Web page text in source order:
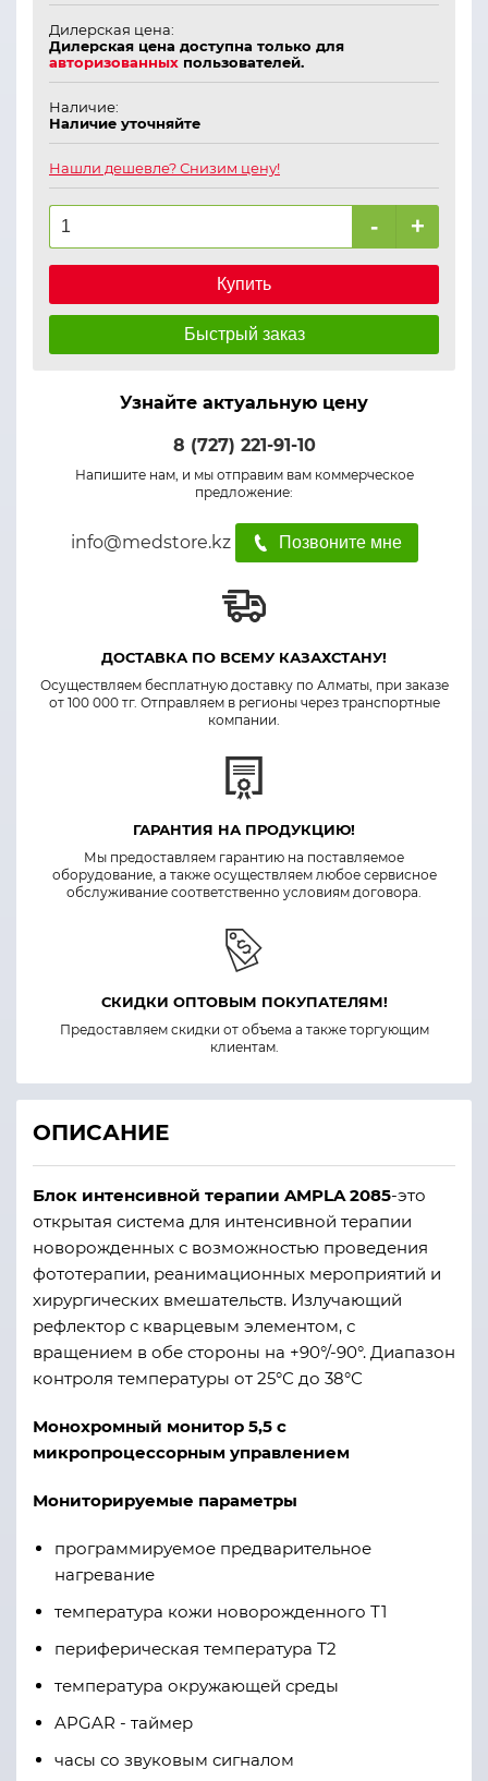
Дилерская цена:
Дилерская цена доступна только для
авторизованных пользователей.
Наличие:
Наличие уточняйте
Нашли дешевле? Снизим цену!
- +
Купить
Быстрый заказ
Узнайте актуальную цену
8 (727) 221-91-10
Напишите нам, и мы отправим вам коммерческое
предложение:
info@medstore.kz Позвоните мне
ДОСТАВКА ПО ВСЕМУ КАЗАХСТАНУ!
Осуществляем бесплатную доставку по Алматы, при заказе
от 100 000 тг. Отправляем в регионы через транспортные
компании.
ГАРАНТИЯ НА ПРОДУКЦИЮ!
Мы предоставляем гарантию на поставляемое
оборудование, а также осуществляем любое сервисное
обслуживание соответственно условиям договора.
СКИДКИ ОПТОВЫМ ПОКУПАТЕЛЯМ!
Предоставляем скидки от объема а также торгующим
клиентам.
ОПИСАНИЕ
Блок интенсивной терапии AMPLA 2085-это
открытая система для интенсивной терапии
новорожденных с возможностью проведения
фототерапии, реанимационных мероприятий и
хирургических вмешательств. Излучающий
рефлектор с кварцевым элементом, с
вращением в обе стороны на +90°/-90°. Диапазон
контроля температуры от 25°С до 38°С
Монохромный монитор 5,5 с
микропроцессорным управлением
Мониторируемые параметры
программируемое предварительное
нагревание
температура кожи новорожденного Т1
периферическая температура Т2
температура окружающей среды
APGAR - таймер
часы со звуковым сигналом